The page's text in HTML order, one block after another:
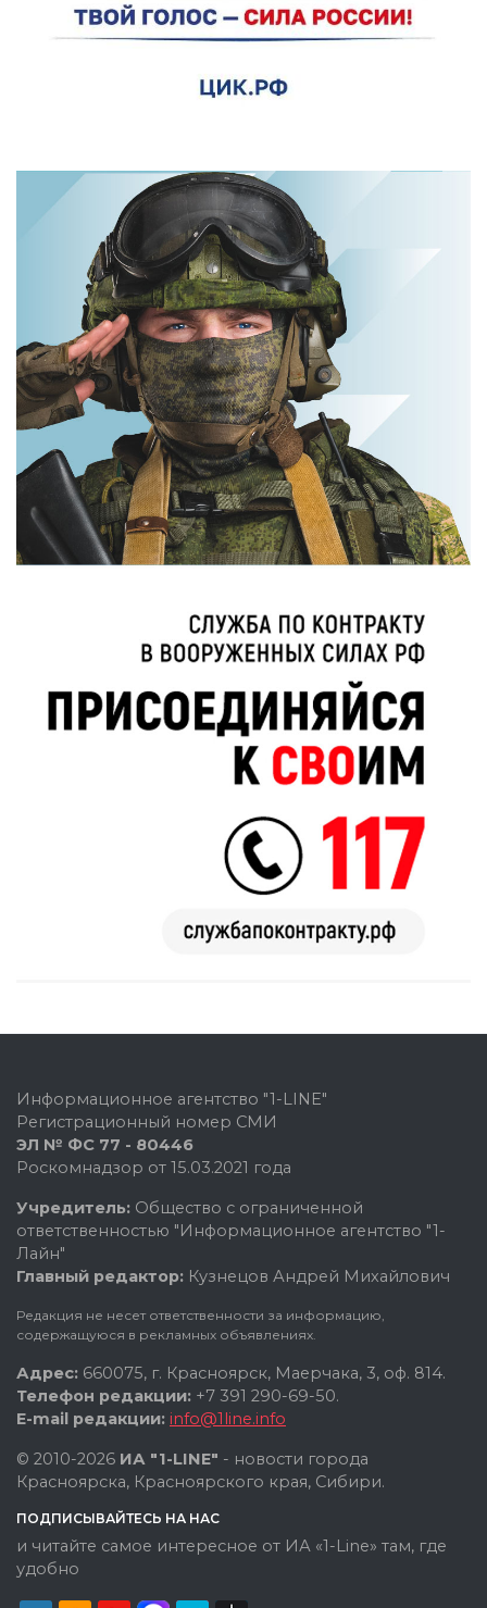
Информационное агентство "1-LINE"
Регистрационный номер СМИ
ЭЛ № ФС 77 - 80446
Роскомнадзор от 15.03.2021 года
Учредитель: Общество с ограниченной
ответственностью "Информационное агентство "1-
Лайн"
Главный редактор: Кузнецов Андрей Михайлович
Редакция не несет ответственности за информацию,
содержащуюся в рекламных объявлениях.
Адрес: 660075, г. Красноярск, Маерчака, 3, оф. 814.
Телефон редакции: +7 391 290-69-50.
E-mail редакции: info@1line.info
© 2010-2026 ИА "1-LINE" - новости города
Красноярска, Красноярского края, Сибири.
ПОДПИСЫВАЙТЕСЬ НА НАС
и читайте самое интересное от ИА «1-Line» там, где
удобно